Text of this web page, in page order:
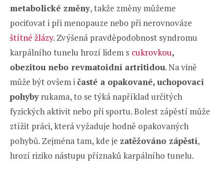
metabolické změny, takže změny můžeme
pociťovat i při menopauze nebo při nerovnováze
štítné žlázy. Zvýšená pravděpodobnost syndromu
karpálního tunelu hrozí lidem s cukrovkou,
obezitou nebo revmatoidní artritidou. Na vině
může být ovšem ičasté a opakované, uchopovací
pohybyrukama, to se týká například určitých
fyzických aktivit nebo při sportu. Bolest zápěstí může
ztížit práci, která vyžaduje hodně opakovaných
pohybů. Zejména tam, kde je zatěžováno zápěstí,
hrozí riziko nástupu příznaků karpálního tunelu.